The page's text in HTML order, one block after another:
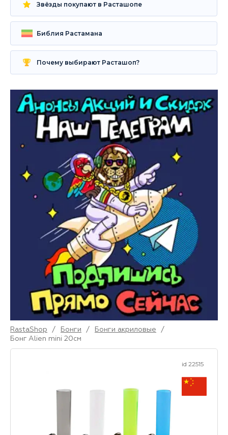
Звёзды покупают в Расташопе
Библия Растамана
Почему выбирают Расташоп?
RastaShop / Бонги / Бонги акриловые
/
Бонг Alien mini 20см
id 22515